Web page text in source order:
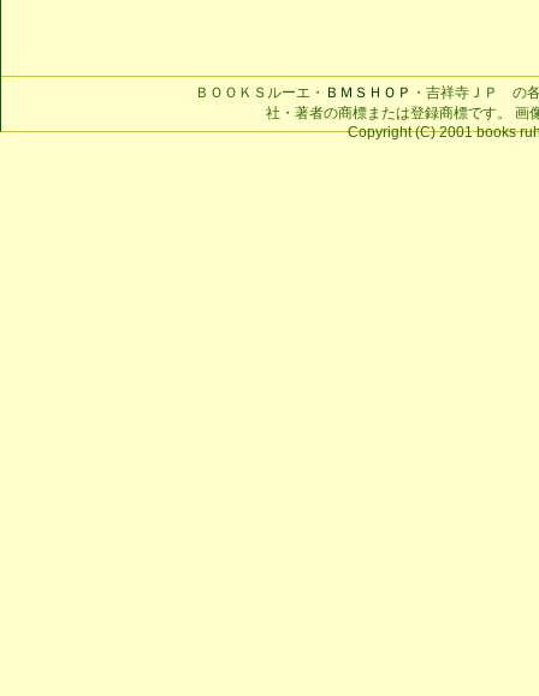
ＢＯＯＫＳルーエ・ ＢＭＳＨＯＰ ・吉祥寺ＪＰ の
社・著者の商標または登録商標です。 画
Copyright (C) 2001 books